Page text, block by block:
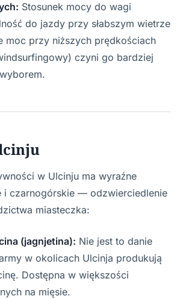
Stosunek mocy do wagi
do jazdy przy słabszym wietrze
moc przy niższych prędkościach
czyni go bardziej
w Ulcinju ma wyraźne
i czarnogórskie — odzwierciedlenie
miasteczka:
(jagnjetina): Nie jest to danie
w okolicach Ulcinja produkują
Dostępna w większości
na mięsie.